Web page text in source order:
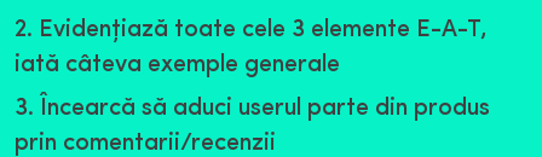
2. Evidenţiază toate cele 3 elemente E-A-T,
iată câteva exemple generale
3. Încearcă să aduci userul parte din produs
prin comentarii/recenzii